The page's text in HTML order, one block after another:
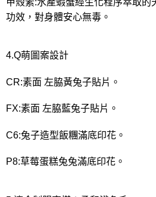
功效，對身體安心無毒。
4.Q萌圖案設計
CR:素面 左脇黃兔子貼片。
FX:素面 左脇藍兔子貼片。
C6:兔子造型飯糰滿底印花。
P8:草莓蛋糕兔兔滿底印花。